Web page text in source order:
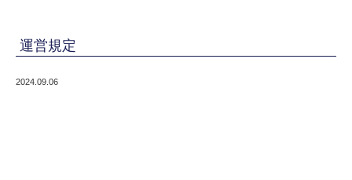
運営規定
2024.09.06